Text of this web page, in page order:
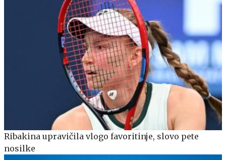
Ribakina upravičila vlogo favoritinje, slovo pete
nosilke